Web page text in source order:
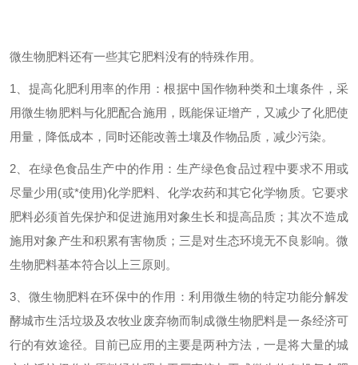
微生物肥料还有一些其它肥料没有的特殊作用。
1、提高化肥利用率的作用：根据中国作物种类和土壤条件，采
用微生物肥料与化肥配合施用，既能保证增产，又减少了化肥使
用量，降低成本，同时还能改善土壤及作物品质，减少污染。
2、在绿色食品生产中的作用：生产绿色食品过程中要求不用或
尽量少用(或*使用)化学肥料、化学农药和其它化学物质。它要求
肥料必须首先保护和促进施用对象生长和提高品质；其次不造成
施用对象产生和积累有害物质；三是对生态环境无不良影响。微
生物肥料基本符合以上三原则。
3、微生物肥料在环保中的作用：利用微生物的特定功能分解发
酵城市生活垃圾及农牧业废弃物而制成微生物肥料是一条经济可
行的有效途径。目前已应用的主要是两种方法，一是将大量的城